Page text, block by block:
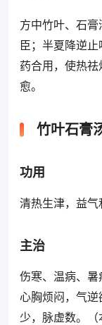
方中竹叶、石
臣；半夏降逆
药合用，使热
愈。
竹叶石膏
功用
清热生津，
主治
伤寒、温病、暑
心胸烦闷，气
少，脉虚数。